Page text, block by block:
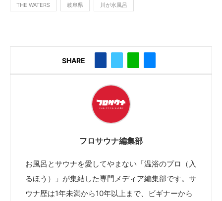
THE WATERS 岐阜県 川が水風呂
SHARE
フロサウナ編集部
お風呂とサウナを愛してやまない「温浴のプロ（入
るほう）」が集結した専門メディア編集部です。サ
ウナ歴は1年未満から10年以上まで、ビギナーから